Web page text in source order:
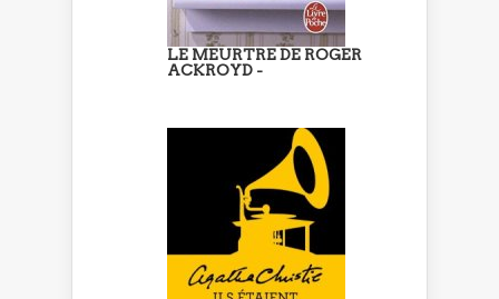
LE MEURTRE DE ROGER
ACKROYD -